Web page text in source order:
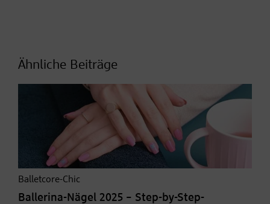
Ähnliche Beiträge
Balletcore-Chic
Ballerina-Nägel 2025 – Step-by-Step-